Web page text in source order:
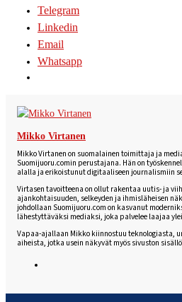
Telegram
Linkedin
Email
Whatsapp
Mikko Virtanen
Mikko Virtanen on suomalainen toimittaja ja
Suomijuoru.comin perustajana. Hän on
alalla ja erikoistunut digitaaliseen journalismiin
Virtasen tavoitteena on ollut rakentaa uutis- ja
ajankohtaisuuden, selkeyden ja ihmisläheisen
johdollaan Suomijuoru.com on kasvanut
lähestyttäväksi mediaksi, joka palvelee laajaa
Vapaa-ajallaan Mikko kiinnostuu teknologiasta,
aiheista, jotka usein näkyvät myös sivuston